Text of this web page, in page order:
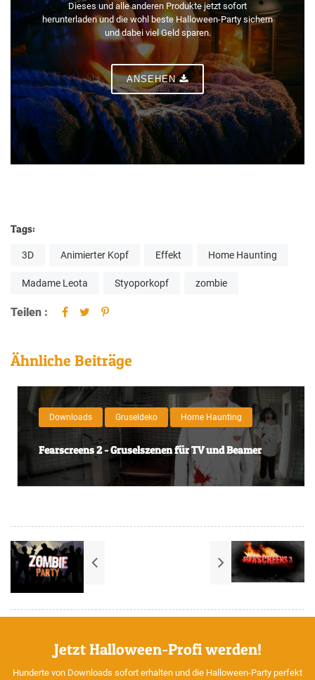
Dieses und alle anderen Produkte jetzt sofort
herunterladen und die wohl beste Halloween-Party sichern
und dabei viel Geld sparen.
ANSEHEN
Tags:
3D Animierter Kopf Effekt Home Haunting
Madame Leota Styoporkopf zombie
Teilen :
Ähnliche Beiträge
Downloads Gruseldeko Home Haunting
Fearscreens 2 - Gruselszenen für TV und Beamer
Jetzt Halloween-Profi werden!
Hunderte von Downloads sofort erhalten und die Halloween-Party perfekt